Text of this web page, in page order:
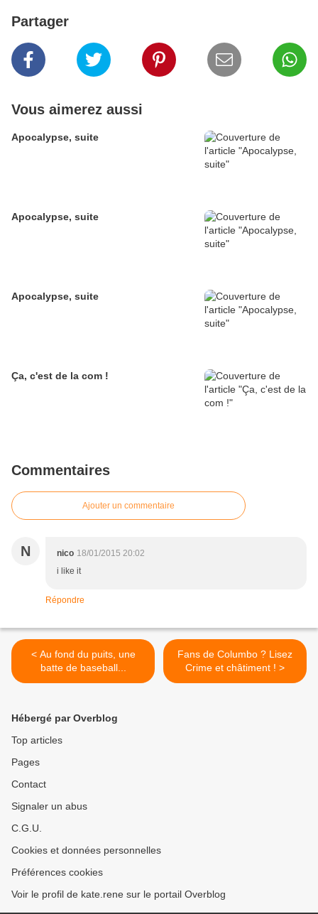
Partager
Vous aimerez aussi
Apocalypse, suite
Apocalypse, suite
Apocalypse, suite
Ça, c'est de la com !
Commentaires
Ajouter un commentaire
N nico 18/01/2015 20:02
i like it
Répondre
< Au fond du puits, une
batte de baseball...
Fans de Columbo ? Lisez
Crime et châtiment ! >
Hébergé par Overblog
Top articles
Pages
Contact
Signaler un abus
C.G.U.
Cookies et données personnelles
Préférences cookies
Voir le profil de kate.rene sur le portail Overblog